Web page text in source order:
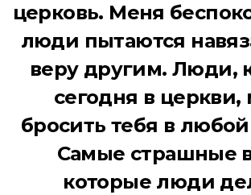
церковь. Меня
люди пытаются
веру другим. Люди,
сегодня в церкви,
бросить тебя в
Самые страшные
которые люди